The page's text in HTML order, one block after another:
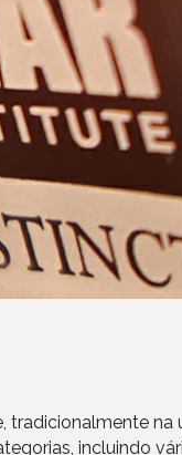
tradicionalmente na
incluindo